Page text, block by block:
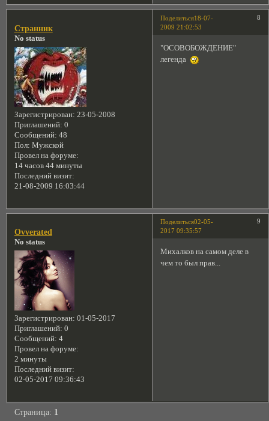
Поделиться 8
18-07-
2009 21:02:53
Странник
No status
Зарегистрирован: 23-05-2008
Приглашений: 0
Сообщений: 48
Пол: Мужской
Провел на форуме:
14 часов 44 минуты
Последний визит:
21-08-2009 16:03:44
"ОСОВОБОЖДЕНИЕ"
легенда
Поделиться 9
02-05-
2017 09:35:57
Ovverated
No status
Зарегистрирован: 01-05-2017
Приглашений: 0
Сообщений: 4
Провел на форуме:
2 минуты
Последний визит:
02-05-2017 09:36:43
Михалков на самом деле в
чем то был прав...
Страница: 1